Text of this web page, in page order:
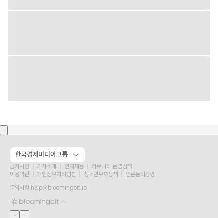
한국경제미디어그룹
공지사항 기자소개 인재채용
커뮤니티 운영정책
이용약관
개인정보처리방침 청소년보호정책
언론윤리강령
문의사항 help@bloomingbit.io